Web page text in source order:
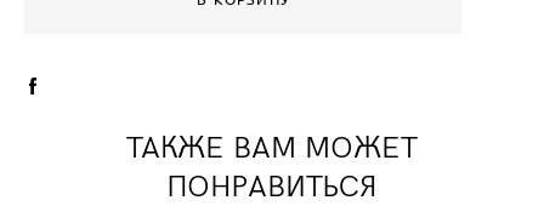
ТАКЖЕ ВАМ МОЖЕТ
ПОНРАВИТЬСЯ